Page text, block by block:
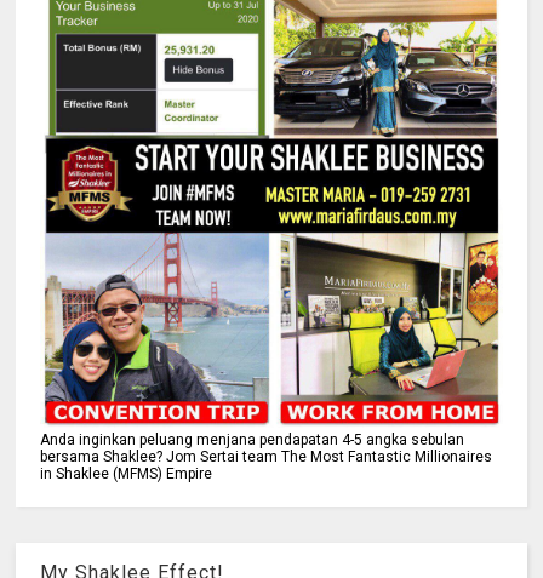
Anda inginkan peluang menjana pendapatan 4-5 angka sebulan
bersama Shaklee? Jom Sertai team The Most Fantastic Millionaires
in Shaklee (MFMS) Empire
My Shaklee Effect!